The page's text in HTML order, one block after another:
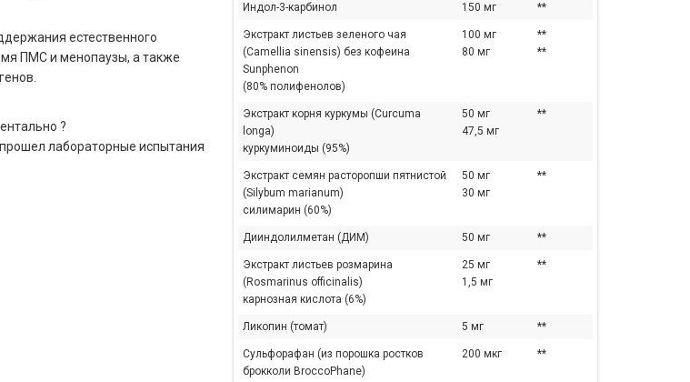
Индол-3-карбинол 150 мг **
Экстракт листьев зеленого чая
(Camellia sinensis) без кофеина
Sunphenon
(80% полифенолов)
100 мг
80 мг
**
**
Экстракт корня куркумы (Curcuma
longa)
куркуминоиды (95%)
50 мг
47,5 мг
**
Экстракт семян расторопши пятнистой
(Silybum marianum)
силимарин (60%)
50 мг
30 мг
**
Дииндолилметан (ДИМ) 50 мг **
Экстракт листьев розмарина
(Rosmarinus officinalis)
карнозная кислота (6%)
25 мг
1,5 мг
**
Ликопин (томат) 5 мг **
Сульфорафан (из порошка ростков
брокколи BroccoPhane)
200 мкг **
естественного
ПМС и менопаузы, а также
?
лабораторные испытания